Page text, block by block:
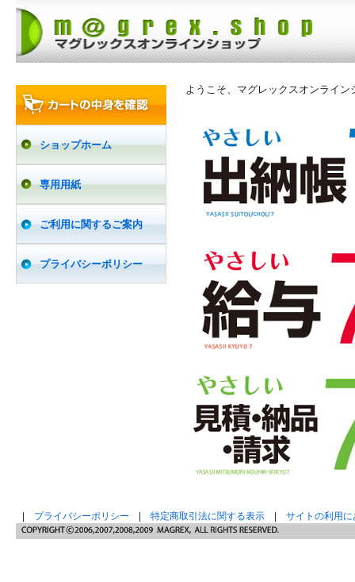
ショップホーム
専用用紙
ご利用に関するご案内
プライバシーポリシー
ようこそ、マグレックスオンライン
プライバシーポリシー 特定商取引法に関する表示 サイトの利用に